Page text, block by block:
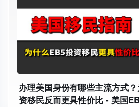
办理美国身份有哪些主流方式
资移民反而更具性价比 - 美国